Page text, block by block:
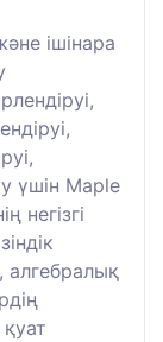
ішінара
үшін Maple
негізгі
алгебралық